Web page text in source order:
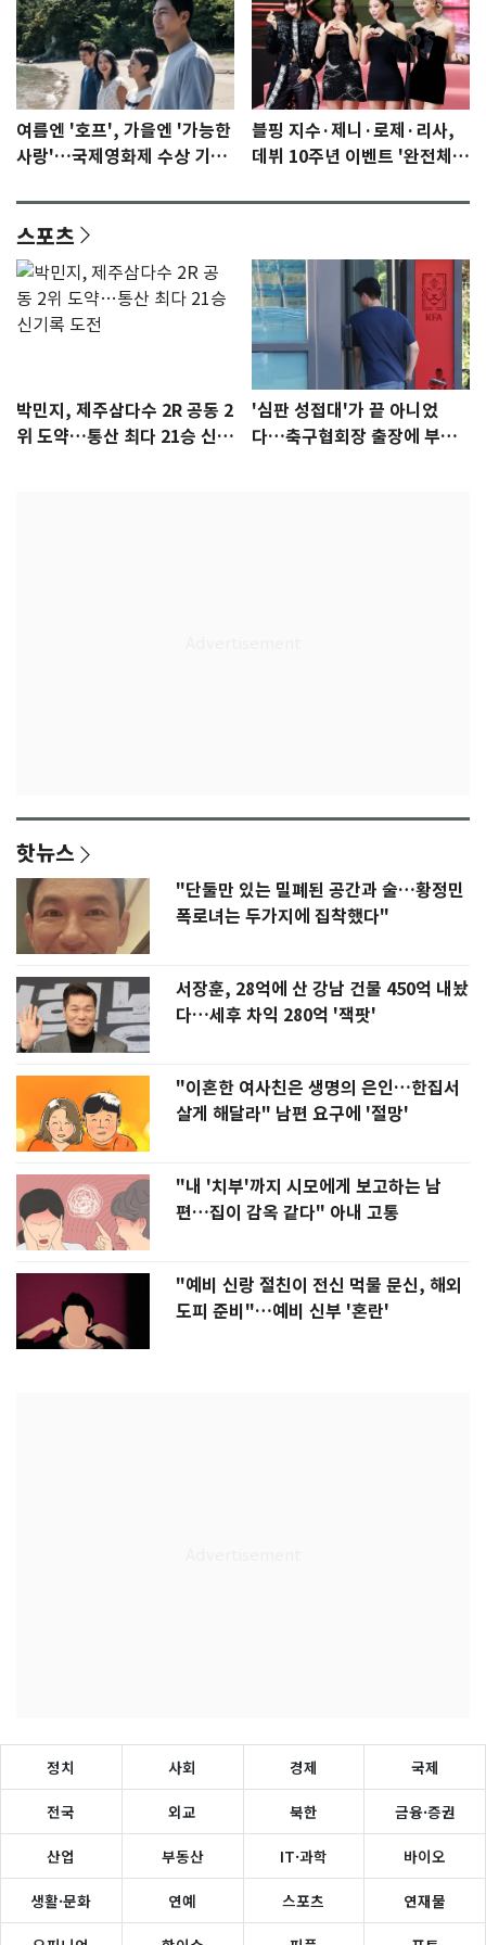
여름엔 '호프', 가을엔 '가능한
사랑'…국제영화제 수상 기대
블핑 지수·제니·로제·리사,
데뷔 10주년 이벤트 '완전체'
스포츠
박민지, 제주삼다수 2R 공동 2
위 도약…통산 최다 21승 신기
'심판 성접대'가 끝 아니었
다…축구협회장 출장에 부인
핫뉴스
"단둘만 있는 밀폐된 공간과 술…황정민
폭로녀는 두가지에 집착했다"
서장훈, 28억에 산 강남 건물 450억 내놨
다…세후 차익 280억 '잭팟'
"이혼한 여사친은 생명의 은인…한집서
살게 해달라" 남편 요구에 '절망'
"내 '치부'까지 시모에게 보고하는 남
편…집이 감옥 같다" 아내 고통
"예비 신랑 절친이 전신 먹물 문신, 해외
도피 준비"…예비 신부 '혼란'
정치 사회 경제 국제
전국 외교 북한 금융·증권
산업 부동산 IT·과학 바이오
생활·문화 연예 스포츠 연재물